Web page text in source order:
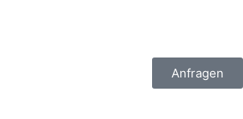
Anfragen